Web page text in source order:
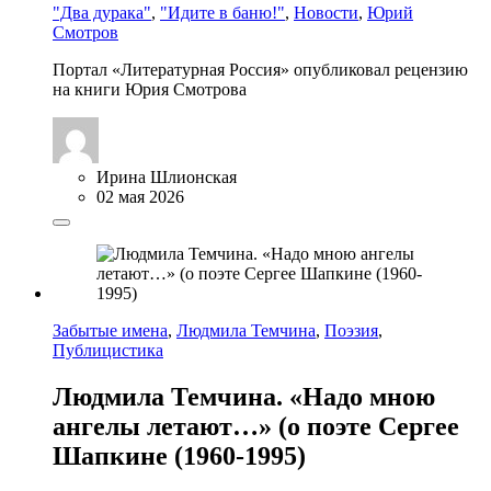
"Два дурака", "Идите в баню!", Новости, Юрий
Смотров
Портал «Литературная Россия» опубликовал рецензию
на книги Юрия Смотрова
Ирина Шлионская
02 мая 2026
Забытые имена, Людмила Темчина, Поэзия,
Публицистика
Людмила Темчина. «Надо мною
ангелы летают…» (о поэте Сергее
Шапкине (1960-1995)